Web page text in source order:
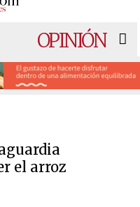
OPINIÓN
el arroz